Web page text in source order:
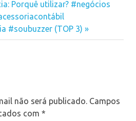
Porquê utilizar? #negócios
#soubuzzer (TOP 3)
não será publicado. Campos
com *